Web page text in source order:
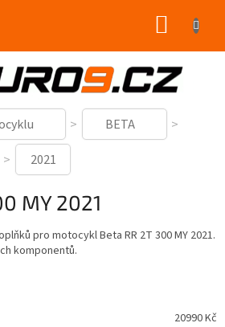
BETA
2021
MY 2021
pro motocykl Beta RR 2T 300 MY 2021.
komponentů.
20990Kč